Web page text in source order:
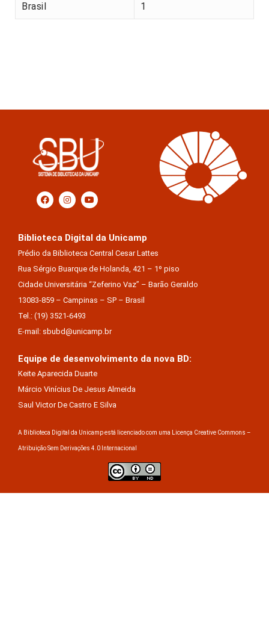
Brasil 1
Biblioteca Digital da Unicamp
Prédio da Biblioteca Central Cesar Lattes
Rua Sérgio Buarque de Holanda, 421 – 1º piso
Cidade Universitária “Zeferino Vaz” – Barão Geraldo
13083-859 – Campinas – SP – Brasil
Tel.: (19) 3521-6493
E-mail: sbubd@unicamp.br
Equipe de desenvolvimento da nova BD:
Keite Aparecida Duarte
Márcio Vinícius De Jesus Almeida
Saul Victor De Castro E Silva
A Biblioteca Digital da Unicamp está licenciado com uma Licença Creative Commons –
Atribuição Sem Derivações 4.0 Internacional